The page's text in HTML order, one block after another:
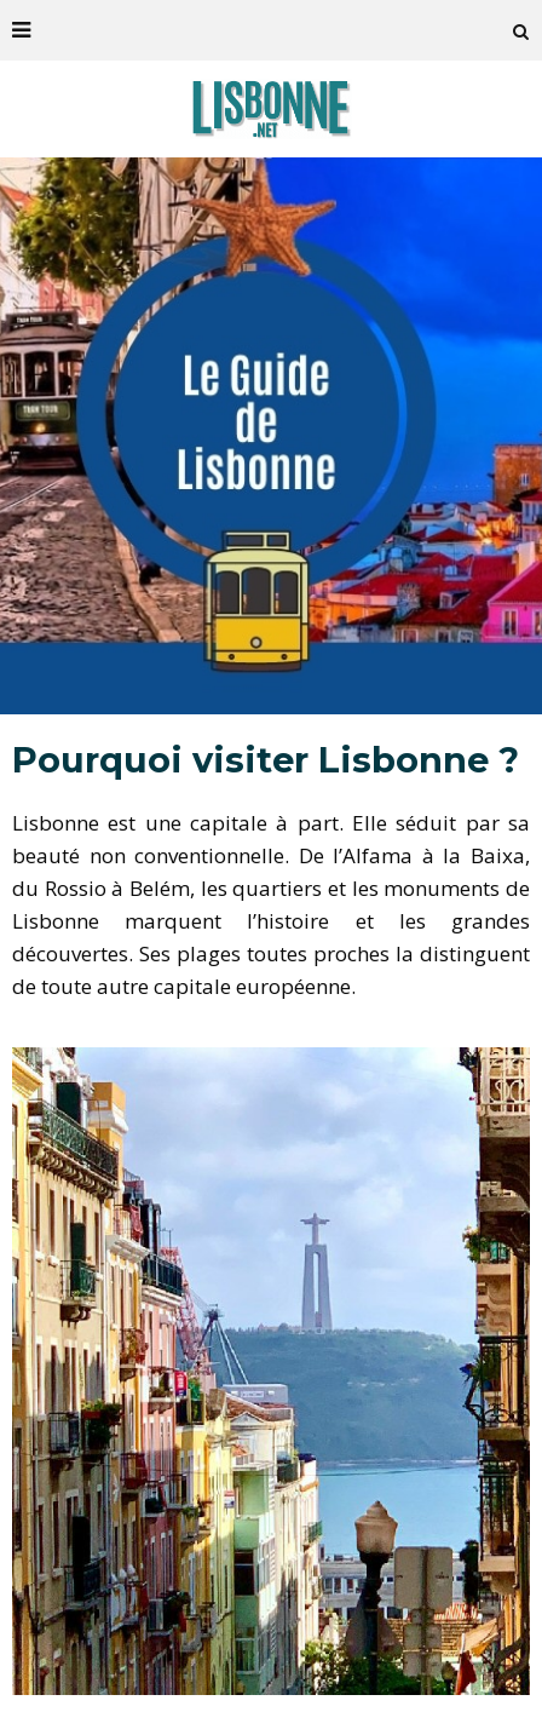
Pourquoi visiter Lisbonne ?
Lisbonne est une capitale à part. Elle séduit par sa
beauté non conventionnelle. De l’Alfama à la Baixa,
du Rossio à Belém, les quartiers et les monuments de
Lisbonne marquent l’histoire et les grandes
découvertes. Ses plages toutes proches la distinguent
de toute autre capitale européenne.